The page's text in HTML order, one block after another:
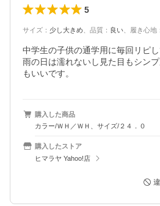
5
サイズ ： 少し大きめ 品質 ： 良い 履き心地
中学生の子供の通学用に毎回リピし
雨の日は濡れないし見た目もシン
購入した商品
カラー/ＷＨ／ＷＨ、サイズ/２４．０
購入したストア
ヒマラヤ Yahoo!店